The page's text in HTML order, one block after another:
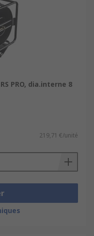
PRO, dia.interne 8
219,71 €/unité